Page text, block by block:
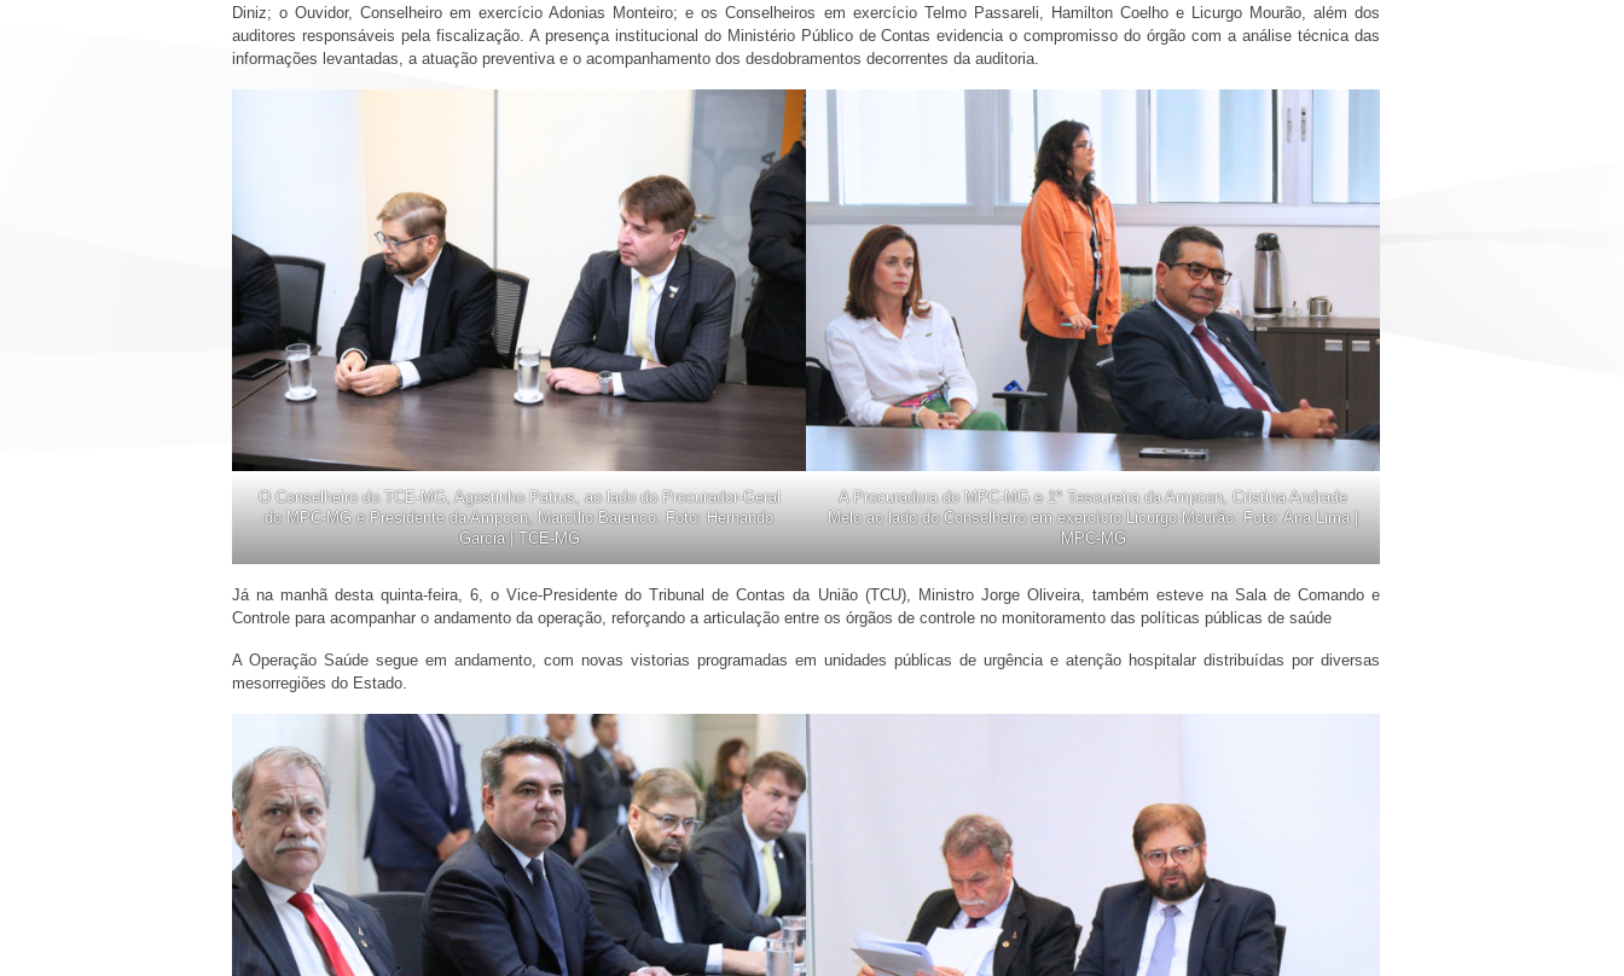
Diniz; o Ouvidor, Conselheiro em exercício Adonias Monteiro; e os Conselheiros em exercício Telmo Passareli, Hamilton Coelho e Licurgo Mourão, além dos
auditores responsáveis pela fiscalização. A presença institucional do Ministério Público de Contas evidencia o compromisso do órgão com a análise técnica das
informações levantadas, a atuação preventiva e o acompanhamento dos desdobramentos decorrentes da auditoria.
O Conselheiro do TCE-MG, Agostinho Patrus, ao lado do Procurador-Geral
do MPC-MG e Presidente da Ampcon, Marcílio Barenco. Foto: Hernando
Garcia | TCE-MG
A Procuradora do MPC-MG e 1º Tesoureira da Ampcon, Cristina Andrade
Melo ao lado do Conselheiro em exercício Licurgo Mourão. Foto: Ana Lima |
MPC-MG
Já na manhã desta quinta-feira, 6, o Vice-Presidente do Tribunal de Contas da União (TCU), Ministro Jorge Oliveira, também esteve na Sala de Comando e
Controle para acompanhar o andamento da operação, reforçando a articulação entre os órgãos de controle no monitoramento das políticas públicas de saúde
A Operação Saúde segue em andamento, com novas vistorias programadas em unidades públicas de urgência e atenção hospitalar distribuídas por diversas
mesorregiões do Estado.